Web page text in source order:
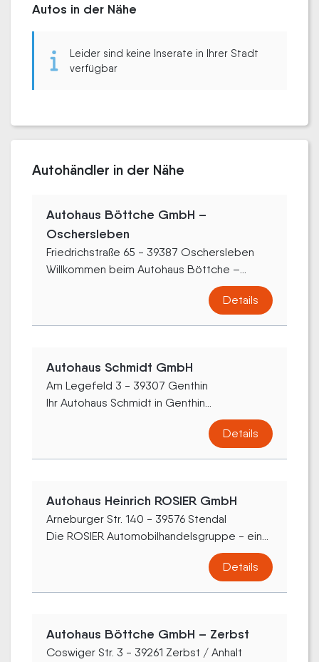
Autos in der Nähe
Leider sind keine Inserate in Ihrer Stadt
verfügbar
Autohändler in der Nähe
Autohaus Böttche GmbH –
Oschersleben
Friedrichstraße 65 - 39387 Oschersleben
Willkommen beim Autohaus Böttche –...
Details
Autohaus Schmidt GmbH
Am Legefeld 3 - 39307 Genthin
Ihr Autohaus Schmidt in Genthin...
Details
Autohaus Heinrich ROSIER GmbH
Arneburger Str. 140 - 39576 Stendal
Die ROSIER Automobilhandelsgruppe - ein...
Details
Autohaus Böttche GmbH – Zerbst
Coswiger Str. 3 - 39261 Zerbst / Anhalt